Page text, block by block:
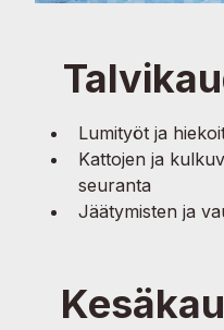
Lumityöt ja
Kattojen ja
seuranta
Jäätymisten ja